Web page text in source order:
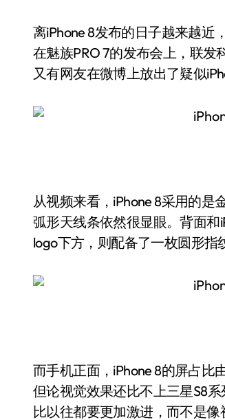
离iPhone 8发布的日子越来越近
在魅族PRO 7的发布会上，联发
又有网友在微博上放出了疑似
从视频来看，iPhone 8采用的是
弧形天线条依然很显眼。背面和
logo下方，则配备了一枚圆形指
而手机正面，iPhone 8的屏占比
但论视觉效果还比不上三星S8
比以往都要更加激进，而不是像